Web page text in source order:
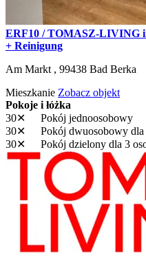
ERF10 / TOMASZ-LIVING
+ Reinigung
Am Markt , 99438 Bad Berka
Mieszkanie Zobacz objekt
Pokoje i łóżka
30✕
Pokój jednoosobowy
30✕
Pokój dwuosobowy dla
30✕
Pokój dzielony dla 3